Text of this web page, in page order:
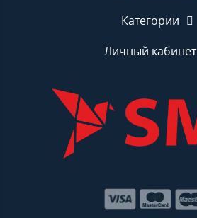
Категории
Личный кабинет